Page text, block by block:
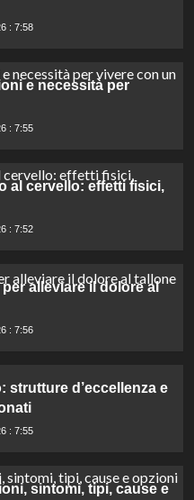
: 7:58
e necessità per
: 7:55
al cervello: effetti fisici,
: 7:52
alleviare il dolore al
: 7:56
strutture d’eccellenza e
: 7:55
sintomi, tipi, cause e